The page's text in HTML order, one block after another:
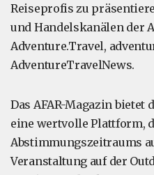
Reiseprofis zu
und Handelskanälen der
Adventure.Travel,
AdventureTravelNews.
Das AFAR-Magazin bietet
eine wertvolle Plattform,
Abstimmungszeitraums
Veranstaltung auf der